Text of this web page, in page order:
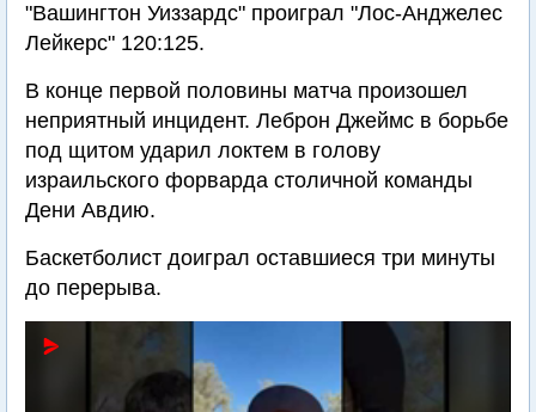
"Вашингтон Уиззардс" проиграл "Лос-Анджелес
Лейкерс" 120:125.
В конце первой половины матча произошел
неприятный инцидент. Леброн Джеймс в борьбе
под щитом ударил локтем в голову
израильского форварда столичной команды
Дени Авдию.
Баскетболист доиграл оставшиеся три минуты
до перерыва.